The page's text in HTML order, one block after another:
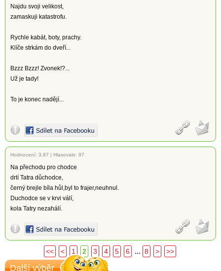
Najdu svoji velikost,
zamaskuji katastrofu.
Rychle kabát, boty, prachy.
Klíče strkám do dveří...
Bzzz Bzzz! Zvonek!?...
Už je tady!
To je konec nadějí...
Hodnocení: 3.87 | Hlasovalo: 97
Na přechodu pro chodce
drtí Tatra důchodce,
černý brejle bíla hůl,byl to frajer,neuhnul.
Duchodce se v krvi válí,
kola Tatry nezahálí.
<< < 1 2 3 4 5 6 ... 8 > >>
Další výběr